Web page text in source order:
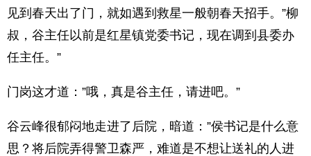
见到春天出了门，就如遇到救星一般朝春天招手。”柳
叔，谷主任以前是红星镇党委书记，现在调到县委办
任主任。”
门岗这才道：”哦，真是谷主任，请进吧。”
谷云峰很郁闷地走进了后院，暗道：”侯书记是什么意
思？将后院弄得警卫森严，难道是不想让送礼的人进